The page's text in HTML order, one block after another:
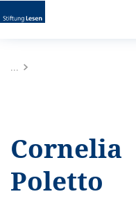
...
Cornelia
Poletto